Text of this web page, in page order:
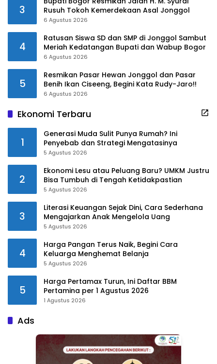
3
Rusuh Tokoh Kemerdekaan Asal Jonggol
6 Agustus 2026
4
Ratusan Siswa SD dan SMP di Jonggol Sambut
Meriah Kedatangan Bupati dan Wabup Bogor
6 Agustus 2026
5
Resmikan Pasar Hewan Jonggol dan Pasar
Benih Ikan Ciseeng, Begini Kata Rudy-Jaro!!
6 Agustus 2026
Ekonomi Terbaru
1
Generasi Muda Sulit Punya Rumah? Ini
Penyebab dan Strategi Mengatasinya
5 Agustus 2026
2
Ekonomi Lesu atau Peluang Baru? UMKM Justru
Bisa Tumbuh di Tengah Ketidakpastian
5 Agustus 2026
3
Literasi Keuangan Sejak Dini, Cara Sederhana
Mengajarkan Anak Mengelola Uang
5 Agustus 2026
4
Harga Pangan Terus Naik, Begini Cara
Keluarga Menghemat Belanja
5 Agustus 2026
5
Harga Pertamax Turun, Ini Daftar BBM
Pertamina per 1 Agustus 2026
1 Agustus 2026
Ads